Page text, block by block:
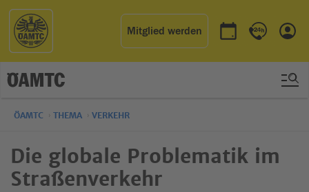
Mitglied werden
Termin buchen
Kontakt &
ÖAMTC THEMA VERKEHR
Die globale Problematik im
Straßenverkehr